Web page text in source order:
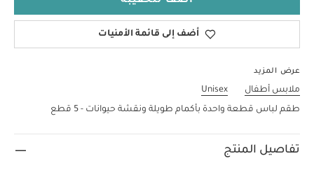
أضف إلى قائمة الأمنيات
عرض المزيد
ملابس أطفال
Unisex
طقم لباس قطعة واحدة بأكمام طويلة ونقشة حيوانات - 5 قطع
تفاصيل المنتج